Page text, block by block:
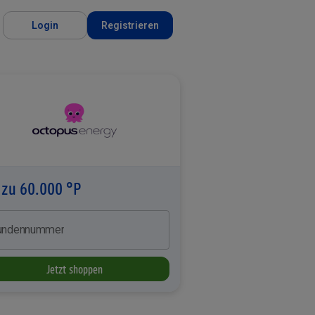
Login Registrieren
60.000 °P
Jetzt shoppen